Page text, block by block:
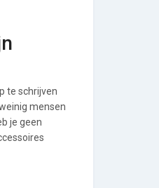
te schrijven
mensen
je geen